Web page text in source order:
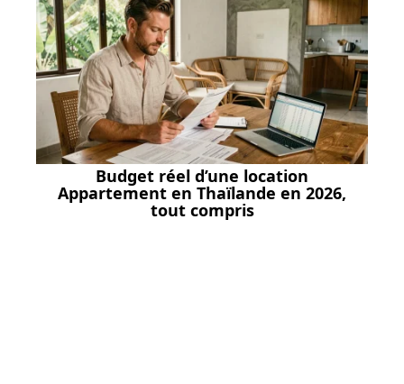
Budget réel d’une location
Appartement en Thaïlande en 2026,
tout compris